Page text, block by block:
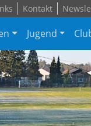
Kontakt
Jugend